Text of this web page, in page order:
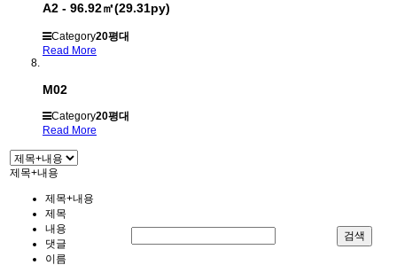
A2 - 96.92㎡(29.31py)
Category20평대
Read More
M02
Category20평대
Read More
제목+내용
제목+내용
제목
내용
댓글
이름
검색